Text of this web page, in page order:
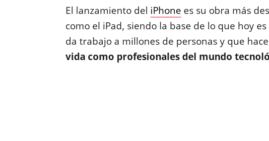
El lanzamiento del iPhone es su obra más
como el iPad, siendo la base de lo que hoy
da trabajo a millones de personas y que
vida como profesionales del mundo